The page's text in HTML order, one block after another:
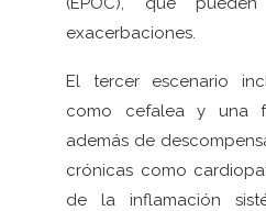
exacerbaciones.
El tercer escenario
como cefalea y una
además de
crónicas como
de la inflamación